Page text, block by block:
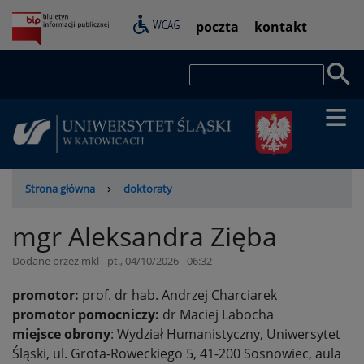
Przejdź
do
treści
Pasek
dostępności
poczta kontakt
Ścieżka
Strona główna doktoraty
mgr Aleksandra Zięba
Dodane przez mkl - pt., 04/10/2026 - 06:32
promotor: prof. dr hab. Andrzej Charciarek
promotor pomocniczy: dr Maciej Labocha
miejsce obrony: Wydział Humanistyczny, Uniwersytet
Śląski, ul. Grota-Roweckiego 5, 41-200 Sosnowiec, aula